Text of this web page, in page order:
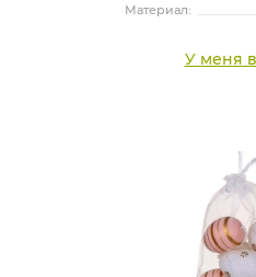
Материал:
У меня